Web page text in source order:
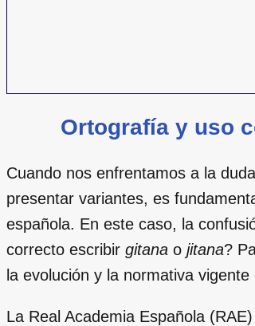
Ortografía y uso
Cuando nos enfrentamos a la
presentar variantes, es
española. En este caso, la
correcto escribir gitana o jitana?
la evolución y la normativa
La Real Academia Española